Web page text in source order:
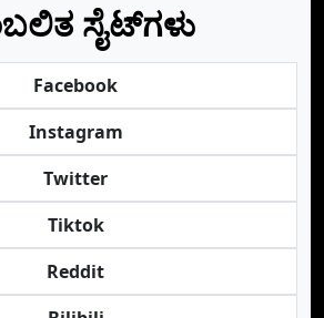
ಸೈಟ್‌ಗಳು
Facebook
Instagram
Twitter
Tiktok
Reddit